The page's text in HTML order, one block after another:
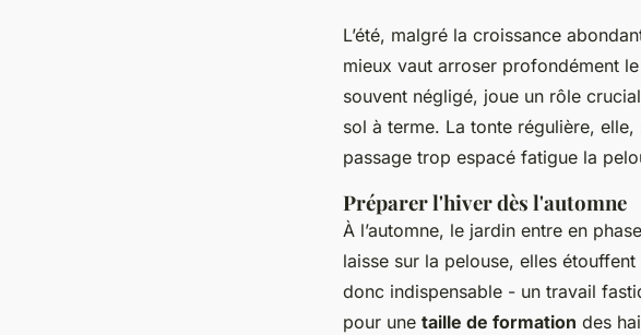
L’été, malgré la croissance
mieux vaut arroser profondément
souvent négligé, joue un rôle
sol à terme. La tonte régulière,
passage trop espacé fatigue la
Préparer l'hiver dès l'automne
À l’automne, le jardin entre en
laisse sur la pelouse, elles
donc indispensable - un travail
pour une taille de formation des